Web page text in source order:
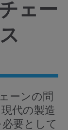
ェー
ーンの問
代の製造
要として